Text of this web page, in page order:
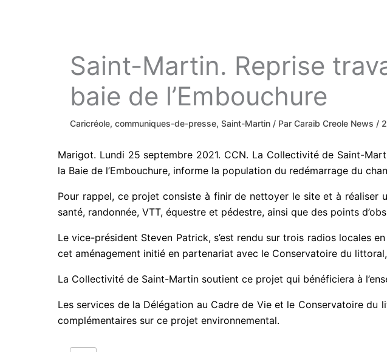
Saint-Martin. Reprise
baie de l’Embouchure
Caricréole, communiques-de-presse, Saint-Martin / Par Caraib Creole News /
Marigot. Lundi 25 septembre 2021. CCN. La Collectivité de Saint-
la Baie de l’Embouchure, informe la population du redémarrage du
Pour rappel, ce projet consiste à finir de nettoyer le site et à réaliser
santé, randonnée, VTT, équestre et pédestre, ainsi que des points
Le vice-président Steven Patrick, s’est rendu sur trois radios locales
cet aménagement initié en partenariat avec le Conservatoire du
La Collectivité de Saint-Martin soutient ce projet qui bénéficiera à
Les services de la Délégation au Cadre de Vie et le Conservatoire
complémentaires sur ce projet environnemental.